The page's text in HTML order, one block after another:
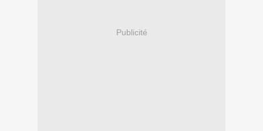
Publicité